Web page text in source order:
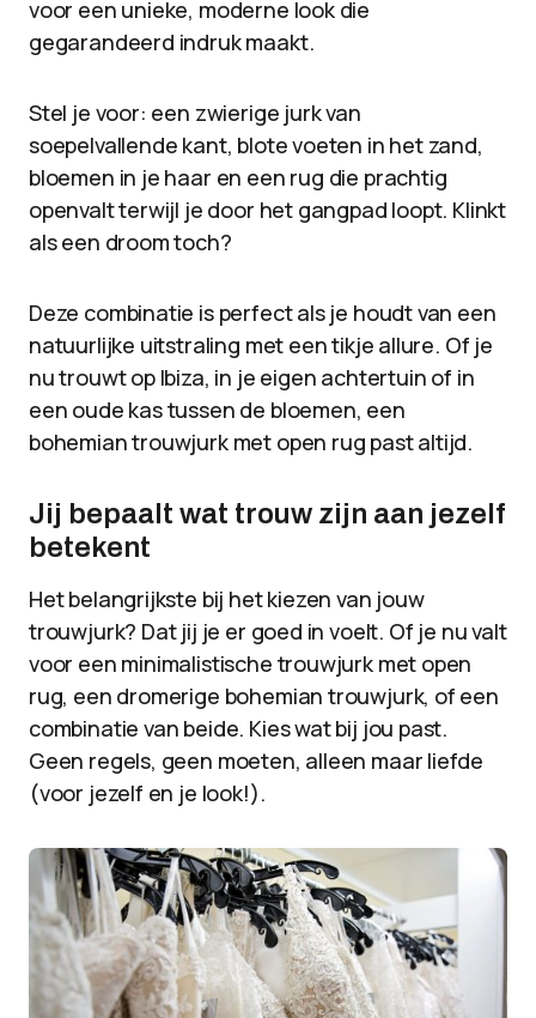
voor een unieke, moderne look die
gegarandeerd indruk maakt.
Stel je voor: een zwierige jurk van
soepelvallende kant, blote voeten in het zand,
bloemen in je haar en een rug die prachtig
openvalt terwijl je door het gangpad loopt. Klinkt
als een droom toch?
Deze combinatie is perfect als je houdt van een
natuurlijke uitstraling met een tikje allure. Of je
nu trouwt op Ibiza, in je eigen achtertuin of in
een oude kas tussen de bloemen, een
bohemian trouwjurk met open rug past altijd.
Jij bepaalt wat trouw zijn aan jezelf
betekent
Het belangrijkste bij het kiezen van jouw
trouwjurk? Dat jij je er goed in voelt. Of je nu valt
voor een minimalistische trouwjurk met open
rug, een dromerige bohemian trouwjurk, of een
combinatie van beide. Kies wat bij jou past.
Geen regels, geen moeten, alleen maar liefde
(voor jezelf en je look!).